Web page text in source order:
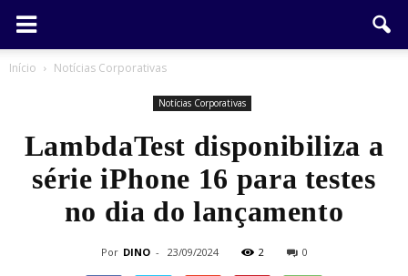
Início Notícias Corporativas
Notícias Corporativas
LambdaTest disponibiliza a
série iPhone 16 para testes
no dia do lançamento
Por DINO - 23/09/2024 2 0